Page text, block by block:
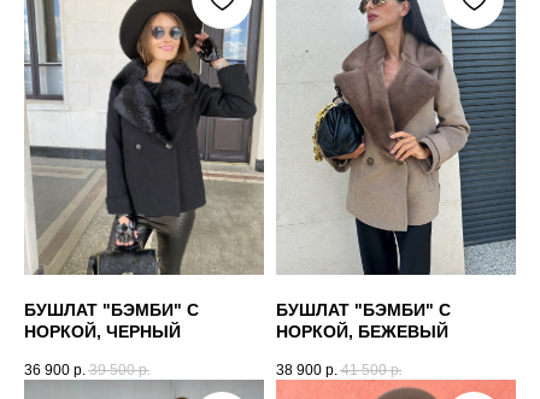
БУШЛАТ "БЭМБИ" С
НОРКОЙ, ЧЕРНЫЙ
36 900 р. 39 500 р.
БУШЛАТ "БЭМБИ" С
НОРКОЙ, БЕЖЕВЫЙ
38 900 р. 41 500 р.